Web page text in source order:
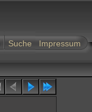
Suche Impressum